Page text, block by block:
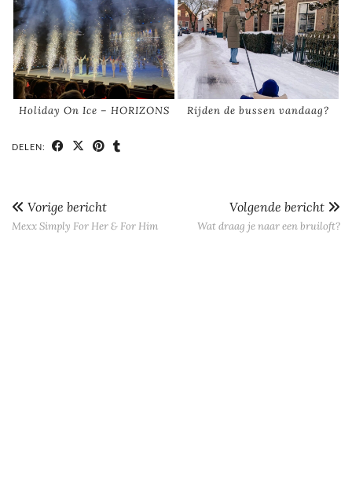
Holiday On Ice – HORIZONS Rijden de bussen vandaag?
DELEN:
Vorige bericht
Mexx Simply For Her & For Him
Volgende bericht
Wat draag je naar een bruiloft?